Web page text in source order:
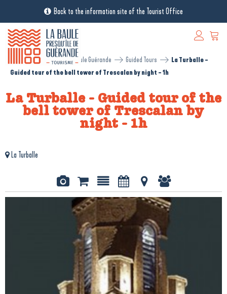
Back to the information site of the Tourist Office
[RESA - EN] Réservation La Baule Guérande Guided Tours
La Turballe -
Guided tour of the bell tower of Trescalan by night - 1h
La Turballe - Guided tour of the
bell tower of Trescalan by
night - 1h
La Turballe